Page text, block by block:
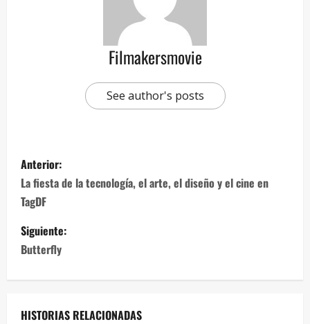
Filmakersmovie
See author's posts
Anterior:
La fiesta de la tecnología, el arte, el diseño y el cine en
TagDF
Siguiente:
Butterfly
HISTORIAS RELACIONADAS